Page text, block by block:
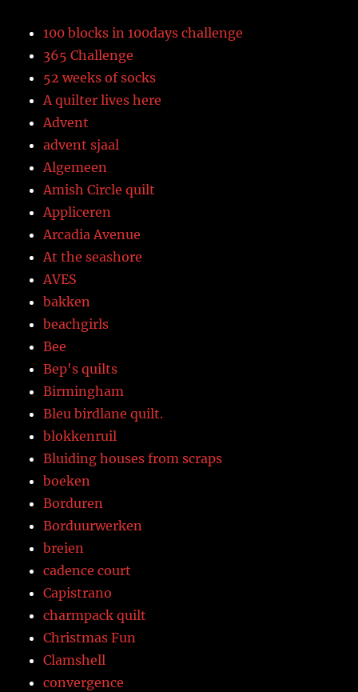
100 blocks in 100days challenge
365 Challenge
52 weeks of socks
A quilter lives here
Advent
advent sjaal
Algemeen
Amish Circle quilt
Appliceren
Arcadia Avenue
At the seashore
AVES
bakken
beachgirls
Bee
Bep's quilts
Birmingham
Bleu birdlane quilt.
blokkenruil
Bluiding houses from scraps
boeken
Borduren
Borduurwerken
breien
cadence court
Capistrano
charmpack quilt
Christmas Fun
Clamshell
convergence